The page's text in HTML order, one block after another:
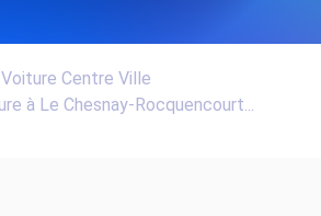
Centre Ville
à Le Chesnay-Rocquencourt...